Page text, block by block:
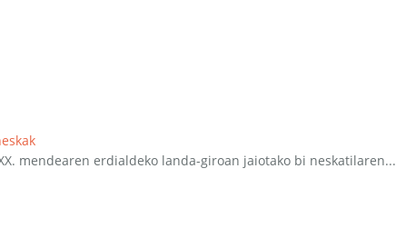
mendearen erdialdeko landa-giroan jaiotako bi neskatilaren...